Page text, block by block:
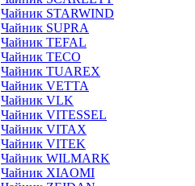
Чайник STARWIND
Чайник SUPRA
Чайник TEFAL
Чайник TECO
Чайник TUAREX
Чайник VETTA
Чайник VLK
Чайник VITESSEL
Чайник VITAX
Чайник VITEK
Чайник WILMARK
Чайник XIAOMI